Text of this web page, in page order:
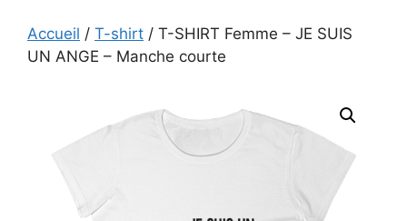
Accueil / T-shirt / T-SHIRT Femme – JE SUIS
UN ANGE – Manche courte